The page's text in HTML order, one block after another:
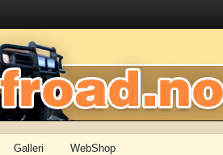
Galleri WebShop